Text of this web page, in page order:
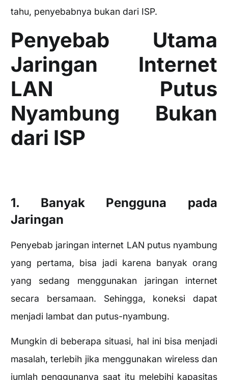
tahu, penyebabnya bukan dari ISP.
Penyebab Utama
Jaringan Internet
LAN Putus
Nyambung Bukan
dari ISP
1. Banyak Pengguna pada
Jaringan
Penyebab jaringan internet LAN putus nyambung
yang pertama, bisa jadi karena banyak orang
yang sedang menggunakan jaringan internet
secara bersamaan. Sehingga, koneksi dapat
menjadi lambat dan putus-nyambung.
Mungkin di beberapa situasi, hal ini bisa menjadi
masalah, terlebih jika menggunakan wireless dan
jumlah penggunanya saat itu melebihi kapasitas